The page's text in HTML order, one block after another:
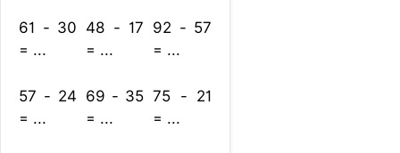
61 - 30
= ...
48 - 17
= ...
92 - 57
= ...
57 - 24
= ...
69 - 35
= ...
75 - 21
= ...